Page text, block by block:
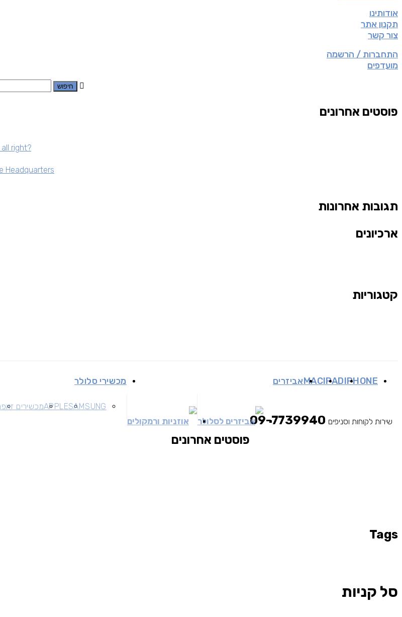
IPHONE
IPAD
MACאביזרים
אביזרים לסלולר אוזניות ורמקולים
מכשירי סלולר
SAMSUNG
APPLEמכשירים זאפ
שירות לקוחות וסניפים
אודותינו
תקנון אתר
צור קשר
התחברות / הרשמה
מועדפים
פוסטים אחרונים
right?
Headquarters
תגובות אחרונות
ארכיונים
קטגוריות
פוסטים אחרונים
Tags
סל קניות